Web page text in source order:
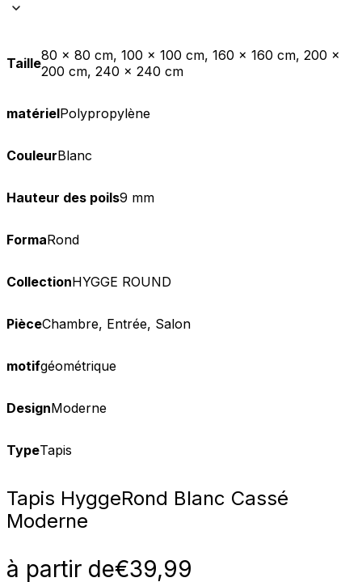
Taille80 x 80 cm, 100 x 100 cm, 160 x 160 cm, 200 x
200 cm, 240 x 240 cm
matérielPolypropylène
CouleurBlanc
Hauteur des poils9 mm
FormaRond
CollectionHYGGE ROUND
PièceChambre, Entrée, Salon
motifgéométrique
DesignModerne
TypeTapis
Tapis HyggeRond Blanc Cassé
Moderne
à partir de€39,99